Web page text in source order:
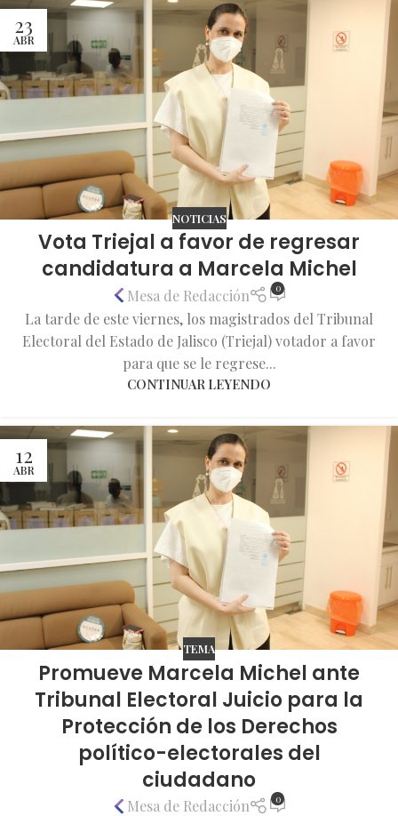
23
ABR
NOTICIAS
Vota Triejal a favor de regresar
candidatura a Marcela Michel
Mesa de Redacción 0
La tarde de este viernes, los magistrados del Tribunal
Electoral del Estado de Jalisco (Triejal) votador a favor
para que se le regrese...
CONTINUAR LEYENDO
12
ABR
TEMA
Promueve Marcela Michel ante
Tribunal Electoral Juicio para la
Protección de los Derechos
político-electorales del
ciudadano
Mesa de Redacción 0